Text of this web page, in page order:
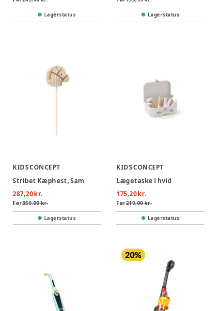
Lagerstatus Lagerstatus
KIDS CONCEPT
Stribet Kæphest, Sam
287,20 kr.
Før359,00 kr.
Lagerstatus
KIDS CONCEPT
Lægetaske i hvid
175,20 kr.
Før219,00 kr.
Lagerstatus